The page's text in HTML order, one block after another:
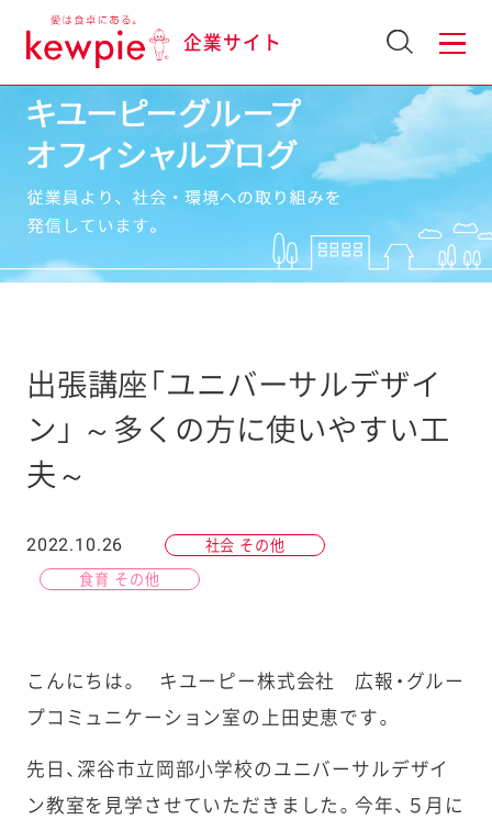
企業サイト
出張講座「ユニバーサルデザイ
ン」 ～多くの方に使いやすい工
夫～
2022.10.26 社会 その他
食育 その他
こんにちは。 キユーピー株式会社 広報・グルー
プコミュニケーション室の上田史恵です。
先日、深谷市立岡部小学校のユニバーサルデザイ
ン教室を見学させていただきました。今年、５月に